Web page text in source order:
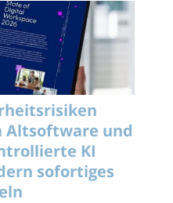
Altsoftware und
KI
sofortiges